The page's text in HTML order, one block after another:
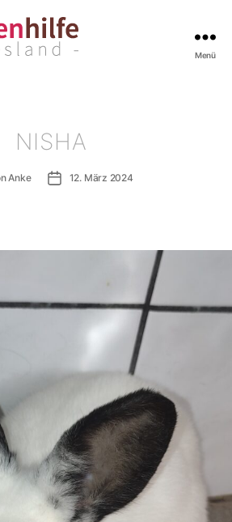
Menü
NISHA
Anke Veröffentlichungsdatum
12. März 2024